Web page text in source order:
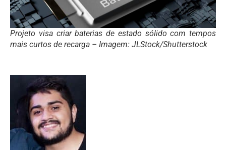
Projeto visa criar baterias de estado sólido com tempos
mais curtos de recarga – Imagem: JLStock/Shutterstock